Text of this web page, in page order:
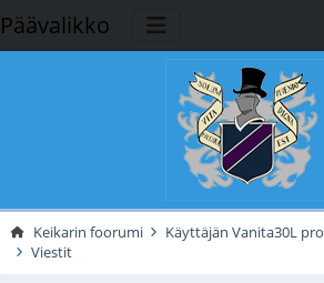
Päävalikko
Keikarin foorumi Käyttäjän Vanita30L
Viestit